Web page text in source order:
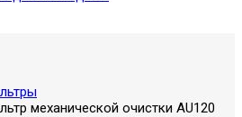
механической очистки AU120